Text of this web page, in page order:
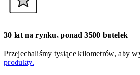
30 lat na rynku, ponad 3500 butelek
Przejechaliśmy tysiące kilometrów, aby
produkty.